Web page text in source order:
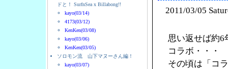
ドと！ SurfnSea x Billabong!!
kayo(03/14)
4173(03/12)
KenKen(03/08)
kayo(03/06)
KenKen(03/05)
ソロモン流 山下マヌーさん編！
kayo(03/07)
2011/03/05
思い返せば約6
コラボ・・・
その頃は「コ